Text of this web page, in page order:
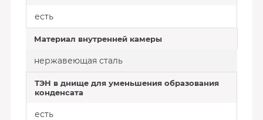
есть
Материал внутренней камеры
нержавеющая сталь
ТЭН в днище для уменьшения образования
конденсата
есть